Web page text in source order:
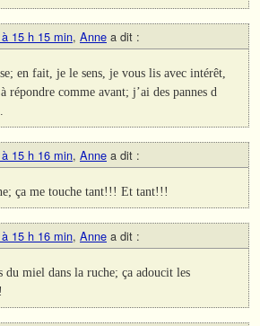
15 h 15 min, Anne a dit :
en fait, je le sens, je vous lis avec intérêt,
répondre comme avant; j’ai des pannes d
15 h 16 min, Anne a dit :
ça me touche tant!!! Et tant!!!
15 h 16 min, Anne a dit :
du miel dans la ruche; ça adoucit les